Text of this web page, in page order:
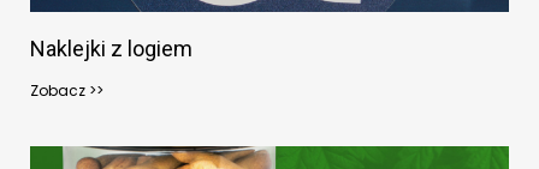
Naklejki z logiem
Zobacz >>